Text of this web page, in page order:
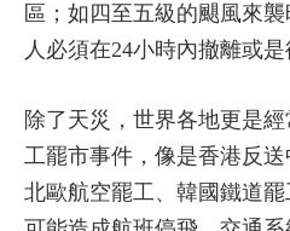
區；如四至五級的颶風來
人必須在24小時內撤離或是
除了天災，世界各地更是
工罷市事件，像是香港反送
北歐航空罷工、韓國鐵道